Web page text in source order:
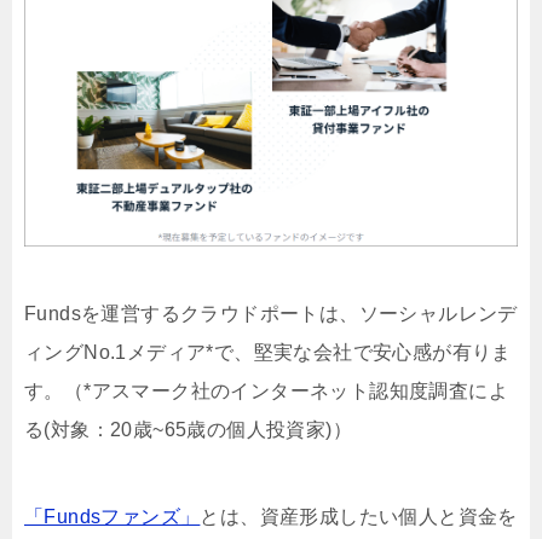
Fundsを運営するクラウドポートは、ソーシャルレンデ
ィングNo.1メディア*で、堅実な会社で安心感が有りま
す。（*アスマーク社のインターネット認知度調査によ
る(対象：20歳~65歳の個人投資家)）
「Fundsファンズ」 とは、資産形成したい個人と資金を